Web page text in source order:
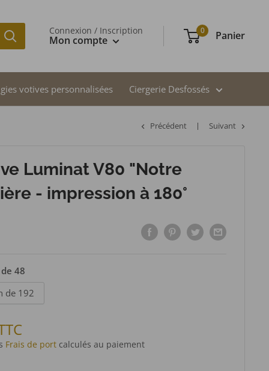
Connexion / Inscription
Mon compte
0 Panier
votives personnalisées Ciergerie Desfossés
Précédent Suivant
Luminat V80 "Notre
- impression à 180°
48
de 192
Frais de port calculés au paiement